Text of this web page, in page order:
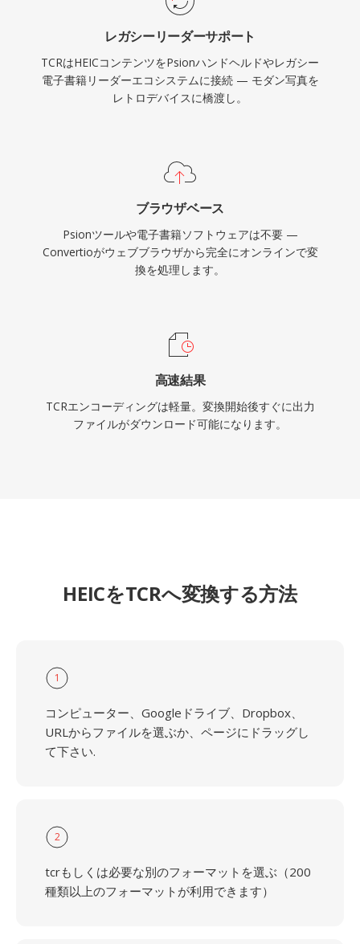
レガシーリーダーサポート
TCRはHEICコンテンツをPsionハンドヘルドやレガシー
電子書籍リーダーエコシステムに接続 — モダン写真を
レトロデバイスに橋渡し。
ブラウザベース
Psionツールや電子書籍ソフトウェアは不要 —
Convertioがウェブブラウザから完全にオンラインで変
換を処理します。
高速結果
TCRエンコーディングは軽量。変換開始後すぐに出力
ファイルがダウンロード可能になります。
HEICをTCRへ変換する方法
1
コンピューター、Googleドライブ、Dropbox、
URLからファイルを選ぶか、ページにドラッグし
て下さい.
2
tcrもしくは必要な別のフォーマットを選ぶ（200
種類以上のフォーマットが利用できます）